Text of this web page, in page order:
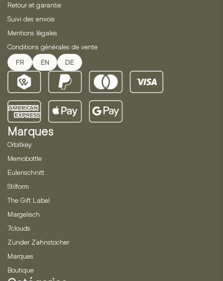
Retour et garantie
Suivi des envois
Mentions légales
Conditions générales de vente
FR EN DE
Marques
Orbitkey
Memobottle
Eulenschnitt
Stilform
The Gift Label
Margelisch
7clouds
Zunder Zahnstocher
Marques
Boutique